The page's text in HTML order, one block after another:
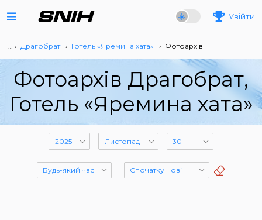
Увійти
… › Драгобрат › Готель «Яремина хата» › Фотоархів
Фотоархів Драгобрат,
Готель «Яремина хата»